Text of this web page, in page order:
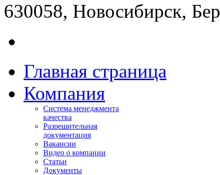
630058, Новосибирск,
Главная страница
Компания
Система менеджмента
качества
Разрешительная
документация
Вакансии
Видео о компании
Статьи
Документы